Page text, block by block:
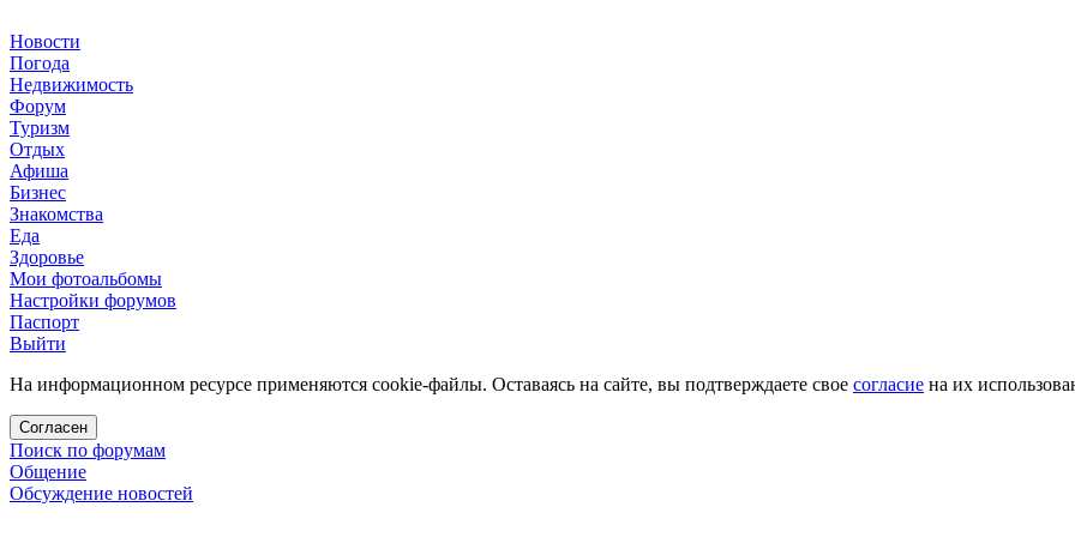
Новости
Погода
Недвижимость
Форум
Туризм
Отдых
Афиша
Бизнес
Знакомства
Еда
Здоровье
Мои фотоальбомы
Настройки форумов
Паспорт
Выйти
На информационном ресурсе применяются cookie-файлы. Оставаясь на сайте, вы подтверждаете свое согласие на их
Согласен
Поиск по форумам
Общение
Обсуждение новостей